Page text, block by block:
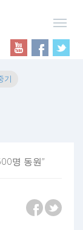
기
명 동원”